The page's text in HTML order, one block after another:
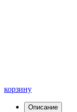
корзину
Описание